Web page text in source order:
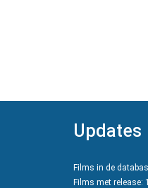
Updates
Films in de
Films met release: